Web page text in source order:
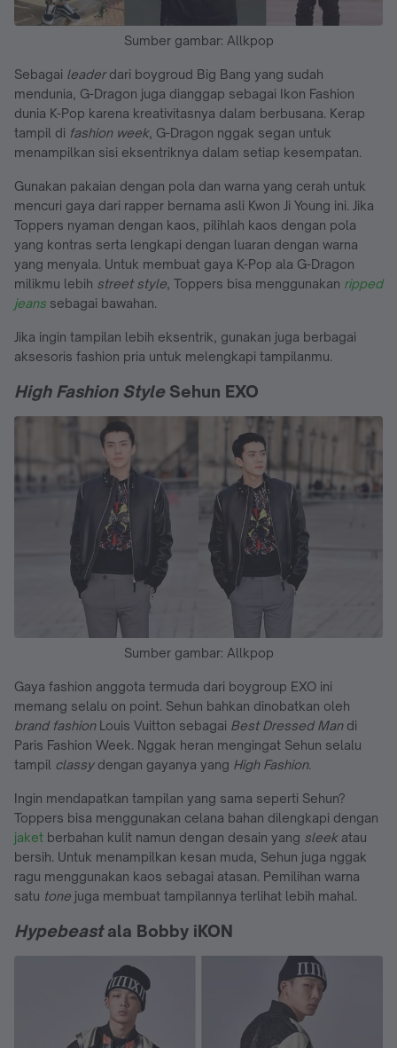
Sumber gambar: Allkpop
Sebagai leaderdari boygroud Big Bang yang sudah
mendunia, G-Dragon juga dianggap sebagai Ikon Fashion
dunia K-Pop karena kreativitasnya dalam berbusana. Kerap
tampil di fashion week, G-Dragon nggak segan untuk
menampilkan sisi eksentriknya dalam setiap kesempatan.
Gunakan pakaian dengan pola dan warna yang cerah untuk
mencuri gaya dari rapper bernama asli Kwon Ji Young ini. Jika
Toppers nyaman dengan kaos, pilihlah kaos dengan pola
yang kontras serta lengkapi dengan luaran dengan warna
yang menyala. Untuk membuat gaya K-Pop ala G-Dragon
milikmu lebih street style, Toppers bisa menggunakan ripped
jeans sebagai bawahan.
Jika ingin tampilan lebih eksentrik, gunakan juga berbagai
aksesoris fashion pria untuk melengkapi tampilanmu.
High Fashion StyleSehun EXO
Sumber gambar: Allkpop
Gaya fashion anggota termuda dari boygroup EXO ini
memang selalu on point. Sehun bahkan dinobatkan oleh
brand fashionLouis Vuitton sebagai Best Dressed Mandi
Paris Fashion Week. Nggak heran mengingat Sehun selalu
tampil classydengan gayanya yang High Fashion.
Ingin mendapatkan tampilan yang sama seperti Sehun?
Toppers bisa menggunakan celana bahan dilengkapi dengan
jaket berbahan kulit namun dengan desain yang sleekatau
bersih. Untuk menampilkan kesan muda, Sehun juga nggak
ragu menggunakan kaos sebagai atasan. Pemilihan warna
satu tone juga membuat tampilannya terlihat lebih mahal.
Hypebeastala Bobby iKON